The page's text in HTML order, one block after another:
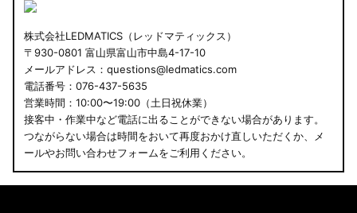
株式会社LEDMATICS（レッドマティックス）
〒930-0801 富山県富山市中島4-17-10
メールアドレス：questions@ledmatics.com
電話番号：076-437-5635
営業時間：10:00〜19:00（土日祝休業）
接客中・作業中など電話に出ることができない場合があります。
つながらない場合は時間をおいて再度おかけ直しいただくか、メ
ールやお問い合わせフォームをご利用ください。